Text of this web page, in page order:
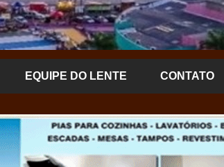
EQUIPE DO LENTE CONTATO